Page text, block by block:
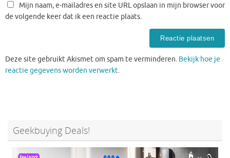
Mijn naam, e-mailadres en site URL opslaan in mijn browser voor
de volgende keer dat ik een reactie plaats.
Deze site gebruikt Akismet om spam te verminderen. Bekijk hoe je
reactie gegevens worden verwerkt.
Geekbuying Deals!